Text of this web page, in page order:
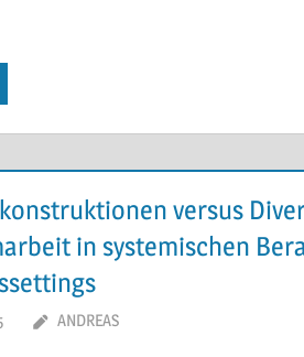
versus
in systemischen
ANDREAS